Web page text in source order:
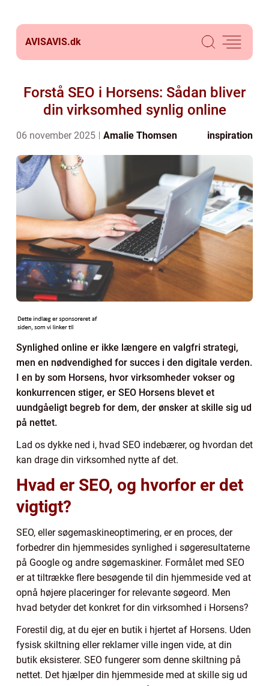
AVISAVIS.dk
Forstå SEO i Horsens: Sådan bliver
din virksomhed synlig online
06 november 2025 Amalie Thomsen inspiration
Synlighed online er ikke længere en valgfri strategi,
men en nødvendighed for succes i den digitale verden.
I en by som Horsens, hvor virksomheder vokser og
konkurrencen stiger, er SEO Horsens blevet et
uundgåeligt begreb for dem, der ønsker at skille sig ud
på nettet.
Lad os dykke ned i, hvad SEO indebærer, og hvordan det
kan drage din virksomhed nytte af det.
Hvad er SEO, og hvorfor er det
vigtigt?
SEO, eller søgemaskineoptimering, er en proces, der
forbedrer din hjemmesides synlighed i søgeresultaterne
på Google og andre søgemaskiner. Formålet med SEO
er at tiltrække flere besøgende til din hjemmeside ved at
opnå højere placeringer for relevante søgeord. Men
hvad betyder det konkret for din virksomhed i Horsens?
Forestil dig, at du ejer en butik i hjertet af Horsens. Uden
fysisk skiltning eller reklamer ville ingen vide, at din
butik eksisterer. SEO fungerer som denne skiltning på
nettet. Det hjælper din hjemmeside med at skille sig ud